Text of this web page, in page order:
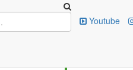
Youtube